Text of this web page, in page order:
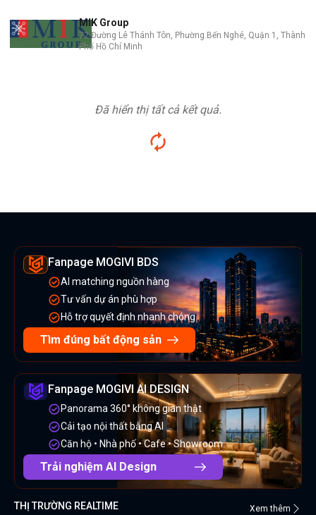
MIK Group
72 Đường Lê Thánh Tôn, Phường Bến Nghé, Quận 1, Thành
Phố Hồ Chí Minh
Đã hiển thị tất cả kết quả.
Fanpage MOGIVI BDS
AI matching nguồn hàng
Tư vấn dự án phù hợp
Hỗ trợ quyết định nhanh chóng
Tìm đúng bất động sản
Fanpage MOGIVI AI DESIGN
Panorama 360° không gian thật
Cải tạo nội thất bằng AI
Căn hộ • Nhà phố • Cafe • Showroom
Trải nghiệm AI Design
THỊ TRƯỜNG REALTIME Xem thêm